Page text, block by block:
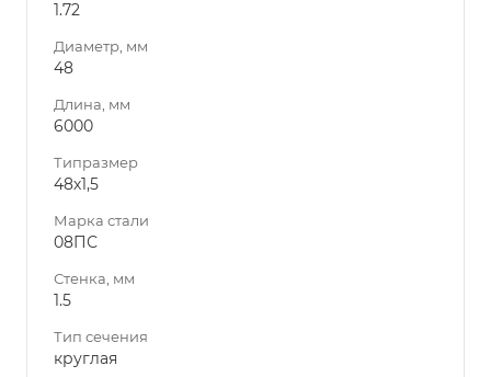
1.72
Диаметр, мм
48
Длина, мм
6000
Типразмер
48х1,5
Марка стали
08ПС
Стенка, мм
1.5
Тип сечения
круглая